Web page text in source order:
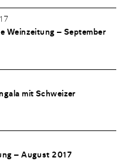
Weinzeitung – September
mit Schweizer
– August 2017